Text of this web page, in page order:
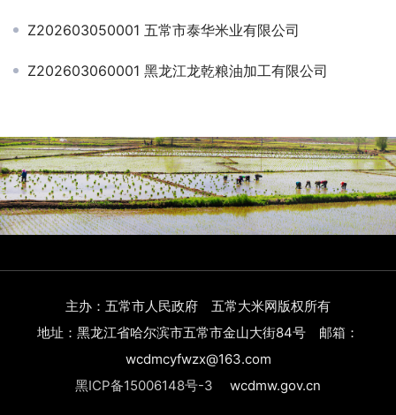
Z202603050001 五常市泰华米业有限公司
Z202603060001 黑龙江龙乾粮油加工有限公司
主办：五常市人民政府 五常大米网版权所有
地址：黑龙江省哈尔滨市五常市金山大街84号 邮箱：
wcdmcyfwzx@163.com
黑ICP备15006148号-3 wcdmw.gov.cn